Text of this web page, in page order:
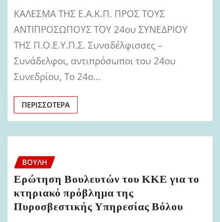
ΚΑΛΕΣΜΑ ΤΗΣ Ε.Α.Κ.Π. ΠΡΟΣ ΤΟΥΣ
ΑΝΤΙΠΡΟΣΩΠΟΥΣ ΤΟΥ 24ου ΣΥΝΕΔΡΙΟΥ
ΤΗΣ Π.Ο.Ε.Υ.Π.Σ. Συναδέλφισσες –
Συνάδελφοι, αντιπρόσωποι του 24ου
Συνεδρίου, Το 24ο…
ΠΕΡΙΣΣΌΤΕΡΑ
ΒΟΥΛΉ
Ερώτηση Βουλευτών του ΚΚΕ για το
κτηριακό πρόβλημα της
Πυροσβεστικής Υπηρεσίας Βόλου